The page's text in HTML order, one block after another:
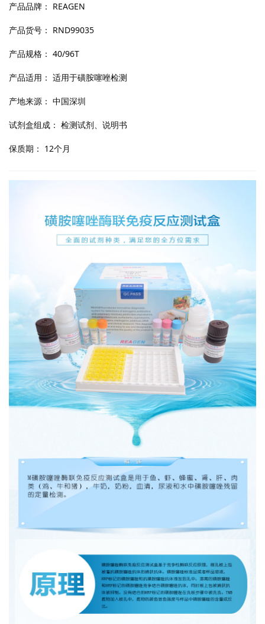
产品品牌： REAGEN
产品货号： RND99035
产品规格： 40/96T
产品适用： 适用于磺胺噻唑检测
产地来源： 中国深圳
试剂盒组成： 检测试剂、说明书
保质期： 12个月